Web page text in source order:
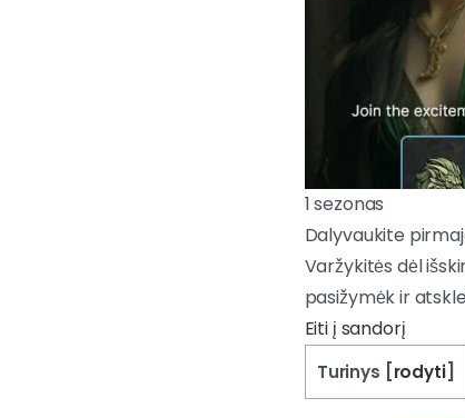
1 sezonas
Dalyvaukite
Varžykitės dėl
pasižymėk ir
Eiti į sandorį
Turinys rodyti]